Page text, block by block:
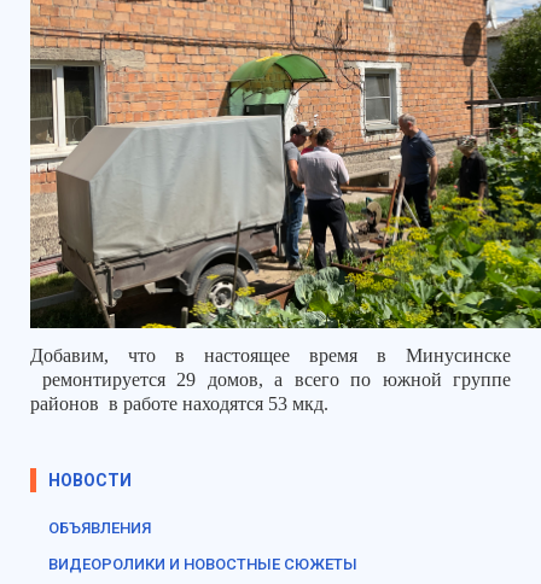
Добавим, что в настоящее время в Минусинске
ремонтируется 29 домов, а всего по южной группе
районов в работе находятся 53 мкд.
НОВОСТИ
ОБЪЯВЛЕНИЯ
ВИДЕОРОЛИКИ И НОВОСТНЫЕ СЮЖЕТЫ